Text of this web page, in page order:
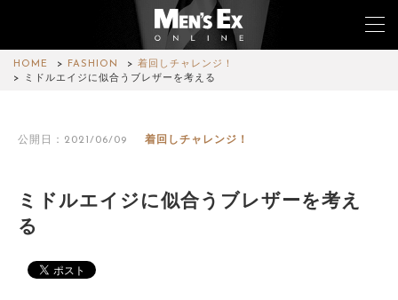
HOME FASHION
着回しチャレンジ！
ミドルエイジに似合うブレザーを考える
公開日：2021/06/09 着回しチャレンジ！
ミドルエイジに似合うブレザーを考え
る
WATCH
CAR&BIKE
LIFESTYLE